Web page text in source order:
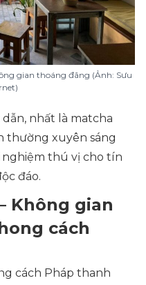
gian thoáng đãng (Ảnh: Sưu
nhất là matcha
thường xuyên sáng
nghiệm thú vị cho tín
đáo.
Không gian
cách
cách Pháp thanh